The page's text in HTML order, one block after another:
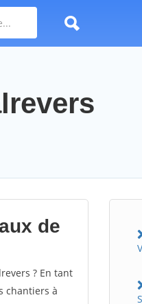
de
? En tant
chantiers à